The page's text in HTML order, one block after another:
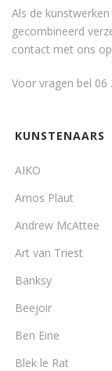
Als de
gecombineerd
contact met ons
Voor vragen bel
KUNSTENAARS
AIKO
Amos Plaut
Andrew McAttee
Art van Triest
Banksy
Beejoir
Ben Eine
Blek le Rat